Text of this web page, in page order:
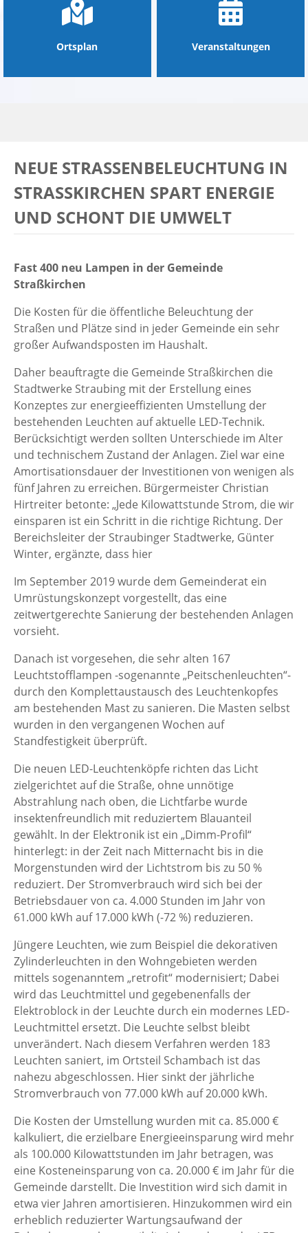
Ortsplan Veranstaltungen
NEUE STRASSENBELEUCHTUNG IN S
TRASSKIRCHEN SPART ENERGIE UN
D SCHONT DIE UMWELT
Fast 400 neu Lampen in der Gemeinde
Straßkirchen
Die Kosten für die öffentliche Beleuchtung der
Straßen und Plätze sind in jeder Gemeinde ein sehr
großer Aufwandsposten im Haushalt.
Daher beauftragte die Gemeinde Straßkirchen die
Stadtwerke Straubing mit der Erstellung eines
Konzeptes zur energieeffizienten Umstellung der
bestehenden Leuchten auf aktuelle LED-Technik.
Berücksichtigt werden sollten Unterschiede im Alter
und technischem Zustand der Anlagen. Ziel war eine
Amortisationsdauer der Investitionen von wenigen als
fünf Jahren zu erreichen. Bürgermeister Christian
Hirtreiter betonte: „Jede Kilowattstunde Strom, die wir
einsparen ist ein Schritt in die richtige Richtung. Der
Bereichsleiter der Straubinger Stadtwerke, Günter
Winter, ergänzte, dass hier
Im September 2019 wurde dem Gemeinderat ein
Umrüstungskonzept vorgestellt, das eine
zeitwertgerechte Sanierung der bestehenden Anlagen
vorsieht.
Danach ist vorgesehen, die sehr alten 167
Leuchtstofflampen -sogenannte „Peitschen­leuchten“-
durch den Komplettaustausch des Leuchtenkopfes
am bestehenden Mast zu sanieren. Die Masten selbst
wurden in den vergangenen Wochen auf
Standfestigkeit überprüft.
Die neuen LED-Leuchtenköpfe richten das Licht
zielgerichtet auf die Straße, ohne unnötige
Abstrahlung nach oben, die Lichtfarbe wurde
insektenfreundlich mit reduziertem Blauanteil
gewählt. In der Elektronik ist ein „Dimm-Profil“
hinterlegt: in der Zeit nach Mitternacht bis in die
Morgenstunden wird der Lichtstrom bis zu 50 %
reduziert. Der Stromverbrauch wird sich bei der
Betriebsdauer von ca. 4.000 Stunden im Jahr von
61.000 kWh auf 17.000 kWh (-72 %) reduzieren.
Jüngere Leuchten, wie zum Beispiel die dekorativen
Zylinderleuchten in den Wohngebieten werden
mittels sogenanntem „retrofit“ modernisiert; Dabei
wird das Leuchtmittel und gegebenenfalls der
Elektroblock in der Leuchte durch ein modernes LED-
Leuchtmittel ersetzt. Die Leuchte selbst bleibt
unverändert. Nach diesem Verfahren werden 183
Leuchten saniert, im Ortsteil Schambach ist das
nahezu abgeschlossen. Hier sinkt der jährliche
Stromverbrauch von 77.000 kWh auf 20.000 kWh.
Die Kosten der Umstellung wurden mit ca. 85.000 €
kalkuliert, die erzielbare Energie­einsparung wird mehr
als 100.000 Kilowattstunden im Jahr betragen, was
eine Kosteneinsparung von ca. 20.000 € im Jahr für die
Gemeinde darstellt. Die Investition wird sich damit in
etwa vier Jahren amortisieren. Hinzukommen wird ein
erheblich reduzierter Wartungsaufwand der